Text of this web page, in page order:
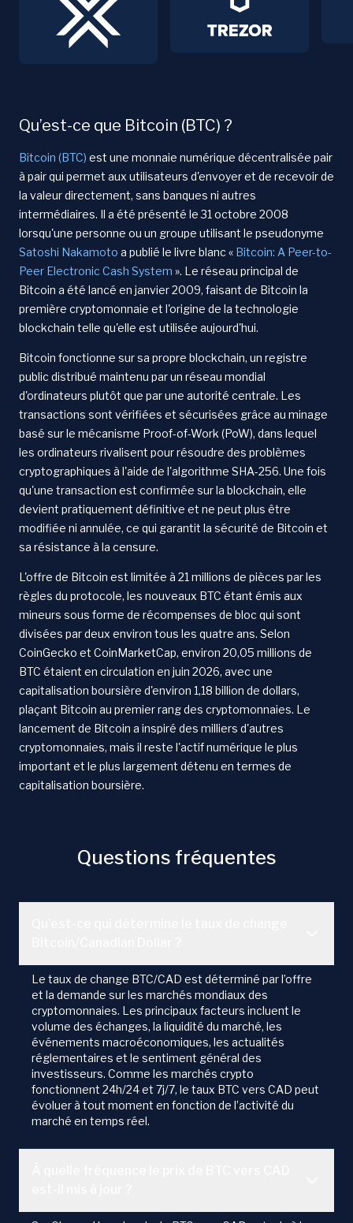
Qu’est-ce que Bitcoin (BTC) ?
Bitcoin (BTC) est une monnaie numérique décentralisée pair
à pair qui permet aux utilisateurs d'envoyer et de recevoir de
la valeur directement, sans banques ni autres
intermédiaires. Il a été présenté le 31 octobre 2008
lorsqu'une personne ou un groupe utilisant le pseudonyme
Satoshi Nakamoto a publié le livre blanc « Bitcoin: A Peer-to-
Peer Electronic Cash System ». Le réseau principal de
Bitcoin a été lancé en janvier 2009, faisant de Bitcoin la
première cryptomonnaie et l'origine de la technologie
blockchain telle qu'elle est utilisée aujourd'hui.
Bitcoin fonctionne sur sa propre blockchain, un registre
public distribué maintenu par un réseau mondial
d'ordinateurs plutôt que par une autorité centrale. Les
transactions sont vérifiées et sécurisées grâce au minage
basé sur le mécanisme Proof-of-Work (PoW), dans lequel
les ordinateurs rivalisent pour résoudre des problèmes
cryptographiques à l'aide de l'algorithme SHA-256. Une fois
qu'une transaction est confirmée sur la blockchain, elle
devient pratiquement définitive et ne peut plus être
modifiée ni annulée, ce qui garantit la sécurité de Bitcoin et
sa résistance à la censure.
L'offre de Bitcoin est limitée à 21 millions de pièces par les
règles du protocole, les nouveaux BTC étant émis aux
mineurs sous forme de récompenses de bloc qui sont
divisées par deux environ tous les quatre ans. Selon
CoinGecko et CoinMarketCap, environ 20,05 millions de
BTC étaient en circulation en juin 2026, avec une
capitalisation boursière d'environ 1,18 billion de dollars,
plaçant Bitcoin au premier rang des cryptomonnaies. Le
lancement de Bitcoin a inspiré des milliers d'autres
cryptomonnaies, mais il reste l'actif numérique le plus
important et le plus largement détenu en termes de
capitalisation boursière.
Questions fréquentes
Le taux de change BTC/CAD est déterminé par l’offre
et la demande sur les marchés mondiaux des
cryptomonnaies. Les principaux facteurs incluent le
volume des échanges, la liquidité du marché, les
événements macroéconomiques, les actualités
réglementaires et le sentiment général des
investisseurs. Comme les marchés crypto
fonctionnent 24h/24 et 7j/7, le taux BTC vers CAD peut
évoluer à tout moment en fonction de l’activité du
marché en temps réel.